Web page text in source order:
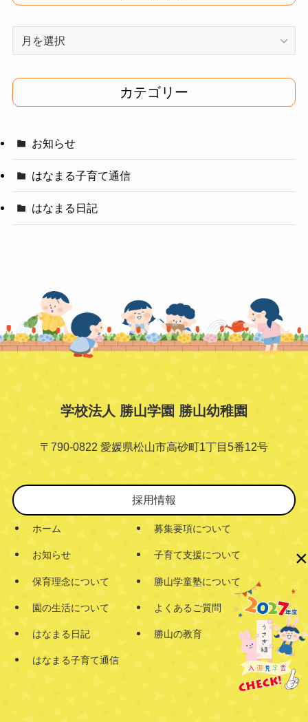
イ
ブ
カテゴリー
お知らせ
はなまる子育て通信
はなまる日記
学校法人 勝山学園 勝山幼稚園
〒790-0822 愛媛県松山市高砂町1丁目5番12号
採用情報
ホーム
お知らせ
保育理念について
園の生活について
はなまる日記
はなまる子育て通信
募集要項について
子育て支援について
勝山学童塾について
よくあるご質問
勝山の教育
×